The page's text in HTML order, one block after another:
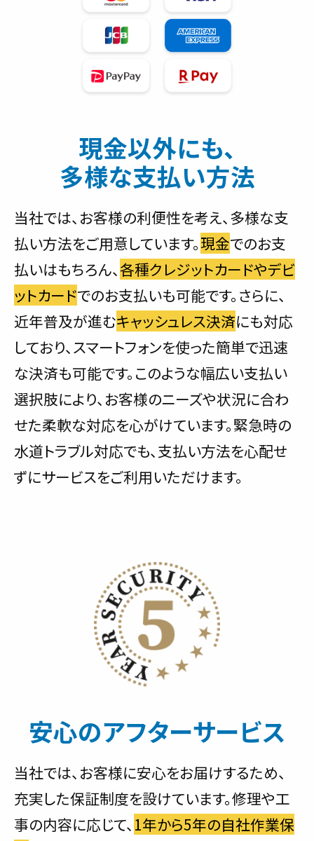
現金以外にも、
多様な支払い方法
当社では、お客様の利便性を考え、多様な支
払い方法をご用意しています。現金でのお支
払いはもちろん、各種クレジットカードやデビ
ットカードでのお支払いも可能です。さらに、
近年普及が進むキャッシュレス決済にも対応
しており、スマートフォンを使った簡単で迅速
な決済も可能です。このような幅広い支払い
選択肢により、お客様のニーズや状況に合わ
せた柔軟な対応を心がけています。緊急時の
水道トラブル対応でも、支払い方法を心配せ
ずにサービスをご利用いただけます。
安心のアフターサービス
当社では、お客様に安心をお届けするため、
充実した保証制度を設けています。修理や工
事の内容に応じて、 1年から5年の自社作業保